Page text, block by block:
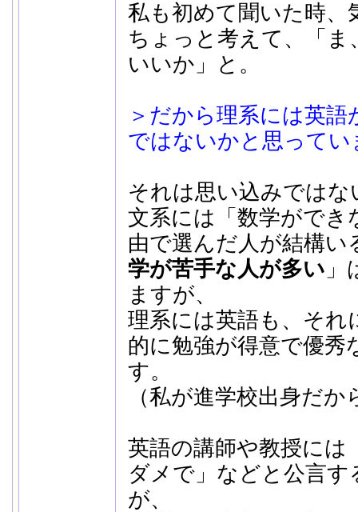
私も初めて聞いた時、
ちょっと考えて、「
いいか」と。
＞だから理系には英
ではないかと思ってい
それは思い込みでは
文系には「数学ができ
由で選んだ人が結構い
学が苦手な人が多い
ますが、
理系には英語も、それ
的に勉強が得意で優秀
す。
（私が進学校出身だか
英語の講師や教授には
ダメで」などと公言
が、